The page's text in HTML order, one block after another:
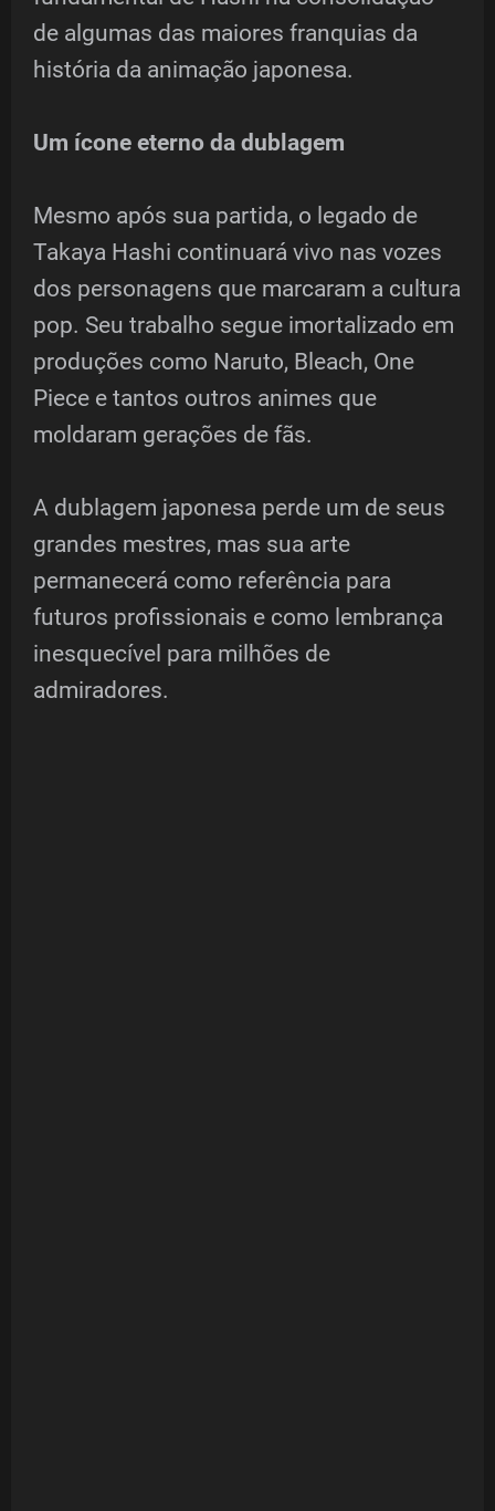
de algumas das maiores franquias da
história da animação japonesa.
Um ícone eterno da dublagem
Mesmo após sua partida, o legado de
Takaya Hashi continuará vivo nas vozes
dos personagens que marcaram a cultura
pop. Seu trabalho segue imortalizado em
produções como Naruto, Bleach, One
Piece e tantos outros animes que
moldaram gerações de fãs.
A dublagem japonesa perde um de seus
grandes mestres, mas sua arte
permanecerá como referência para
futuros profissionais e como lembrança
inesquecível para milhões de
admiradores.